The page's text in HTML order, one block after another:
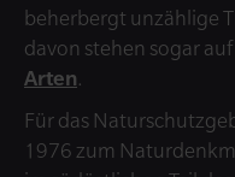
beherbergt unzählige
davon stehen sogar
Arten.
Für das
1976 zum